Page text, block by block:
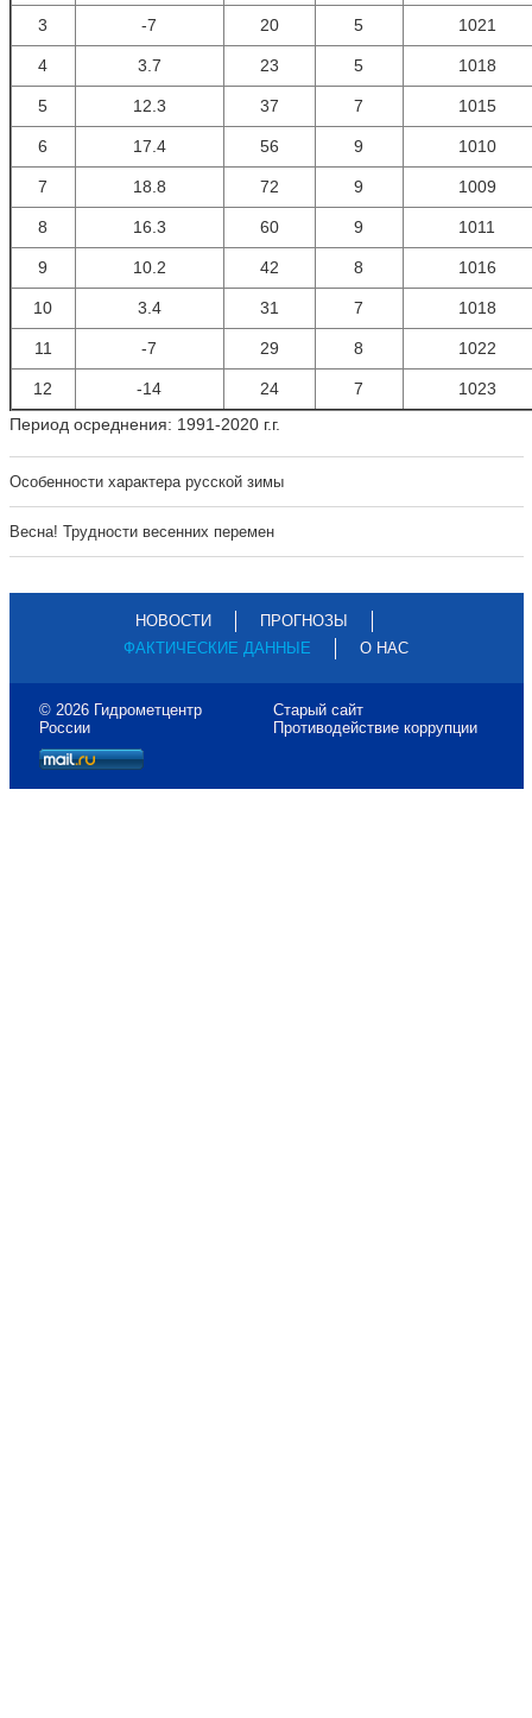
3 -7 20 5 1021
4 3.7 23 5 1018
5 12.3 37 7 1015
6 17.4 56 9 1010
7 18.8 72 9 1009
8 16.3 60 9 1011
9 10.2 42 8 1016
10 3.4 31 7 1018
11 -7 29 8 1022
12 -14 24 7
1023
Период осреднения: 1991-2020 г.г.
Особенности характера русской зимы
Весна! Трудности весенних перемен
НОВОСТИ
ПРОГНОЗЫ
ФАКТИЧЕСКИЕ ДАННЫЕ
О НАС
© 2026 Гидрометцентр
России
Старый сайт
Противодействие коррупции